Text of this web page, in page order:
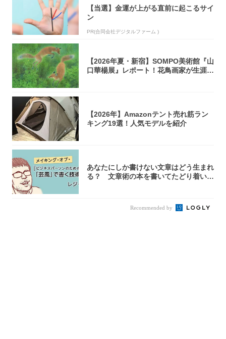
【当選】金運が上がる直前に起こるサイ
ン
PR(合同会社デジタルファーム )
【2026年夏・新宿】SOMPO美術館『山
口華楊展』レポート！花鳥画家が生涯描
【2026年】Amazonテント売れ筋ラン
キング19選！人気モデルを紹介
あなたにしか書けない文章はどう生まれ
る？ 文章術の本を書いてたどり着いた
Recommended by